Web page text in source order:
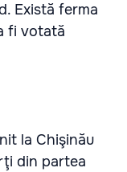
Există ferma
fi votată
la Chişinău
din partea